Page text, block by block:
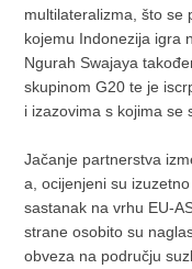
multilateralizma, što se
kojemu Indonezija igra
Ngurah Swajaya
skupinom G20 te je
i izazovima s kojima se
Jačanje partnerstva
a, ocijenjeni su
sastanak na vrhu EU-
strane osobito su
obveza na području